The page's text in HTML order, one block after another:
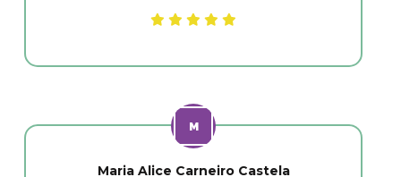
Maria Alice Carneiro Castela